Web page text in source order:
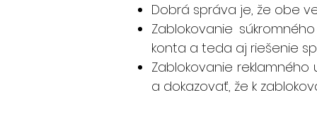
Dobrá správa je, že obe
Zablokovanie
konta a teda aj riešenie
Zablokovanie
a dokazovať, že k